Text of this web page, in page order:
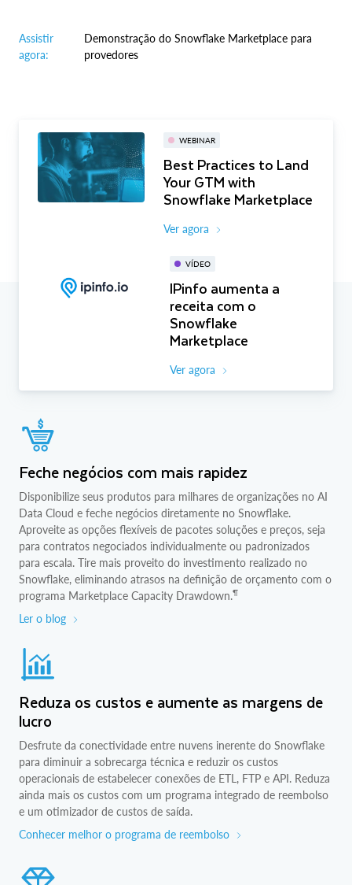
Assistir
agora:
Demonstração do Snowflake Marketplace para
provedores
WEBINAR
Best Practices to Land
Your GTM with
Snowflake Marketplace
Ver agora
VÍDEO
IPinfo aumenta a
receita com o
Snowflake
Marketplace
Ver agora
Feche negócios com mais rapidez
Disponibilize seus produtos para milhares de organizações no AI
Data Cloud e feche negócios diretamente no Snowflake.
Aproveite as opções flexíveis de pacotes soluções e preços, seja
para contratos negociados individualmente ou padronizados
para escala. Tire mais proveito do investimento realizado no
Snowflake, eliminando atrasos na definição de orçamento com o
programa Marketplace Capacity Drawdown.¶
Ler o blog
Reduza os custos e aumente as margens de
lucro
Desfrute da conectividade entre nuvens inerente do Snowflake
para diminuir a sobrecarga técnica e reduzir os custos
operacionais de estabelecer conexões de ETL, FTP e API. Reduza
ainda mais os custos com um programa integrado de reembolso
e um otimizador de custos de saída.
Conhecer melhor o programa de reembolso